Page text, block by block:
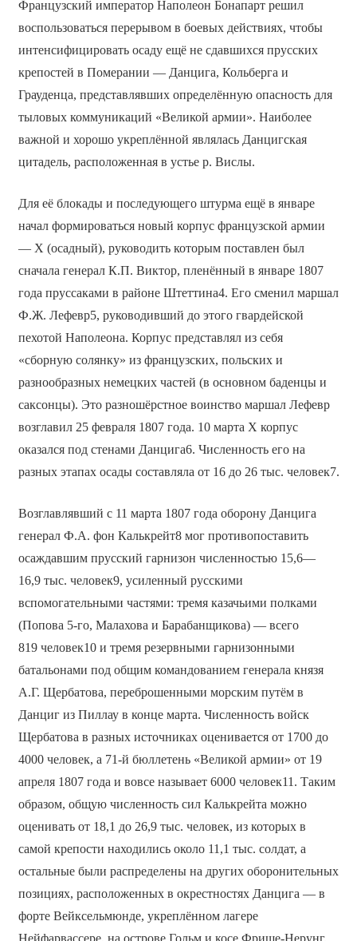
Французский император Наполеон Бонапарт решил
воспользоваться перерывом в боевых действиях, чтобы
интенсифицировать осаду ещё не сдавшихся прусских
крепостей в Померании — Данцига, Кольберга и
Грауденца, представлявших определённую опасность для
тыловых коммуникаций «Великой армии». Наиболее
важной и хорошо укреплённой являлась Данцигская
цитадель, расположенная в устье р. Вислы.
Для её блокады и последующего штурма ещё в январе
начал формироваться новый корпус французской армии
— X (осадный), руководить которым поставлен был
сначала генерал К.П. Виктор, пленённый в январе 1807
года пруссаками в районе Штеттина4. Его сменил маршал
Ф.Ж. Лефевр5, руководивший до этого гвардейской
пехотой Наполеона. Корпус представлял из себя
«сборную солянку» из французских, польских и
разнообразных немецких частей (в основном баденцы и
саксонцы). Это разношёрстное воинство маршал Лефевр
возглавил 25 февраля 1807 года. 10 марта Х корпус
оказался под стенами Данцига6. Численность его на
разных этапах осады составляла от 16 до 26 тыс. человек7.
Возглавлявший с 11 марта 1807 года оборону Данцига
генерал Ф.А. фон Калькрейт8 мог противопоставить
осаждавшим прусский гарнизон численностью 15,6—
16,9 тыс. человек9, усиленный русскими
вспомогательными частями: тремя казачьими полками
(Попова 5-го, Малахова и Барабанщикова) — всего
819 человек10 и тремя резервными гарнизонными
батальонами под общим командованием генерала князя
А.Г. Щербатова, переброшенными морским путём в
Данциг из Пиллау в конце марта. Численность войск
Щербатова в разных источниках оценивается от 1700 до
4000 человек, а 71-й бюллетень «Великой армии» от 19
апреля 1807 года и вовсе называет 6000 человек11. Таким
образом, общую численность сил Калькрейта можно
оценивать от 18,1 до 26,9 тыс. человек, из которых в
самой крепости находились около 11,1 тыс. солдат, а
остальные были распределены на других оборонительных
позициях, расположенных в окрестностях Данцига — в
форте Вейксельмюнде, укреплённом лагере